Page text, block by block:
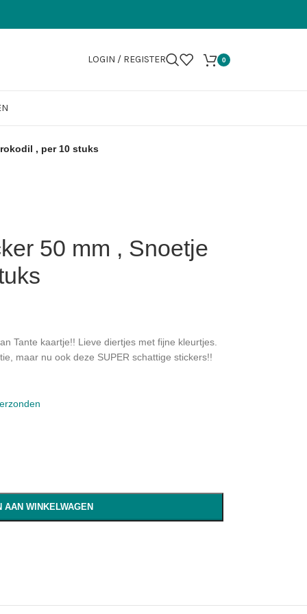
LOGIN / REGISTER 0
, per 10 stuks
50 mm , Snoetje
Tante kaartje!! Lieve diertjes met fijne kleurtjes.
maar nu ook deze SUPER schattige stickers!!
AAN WINKELWAGEN